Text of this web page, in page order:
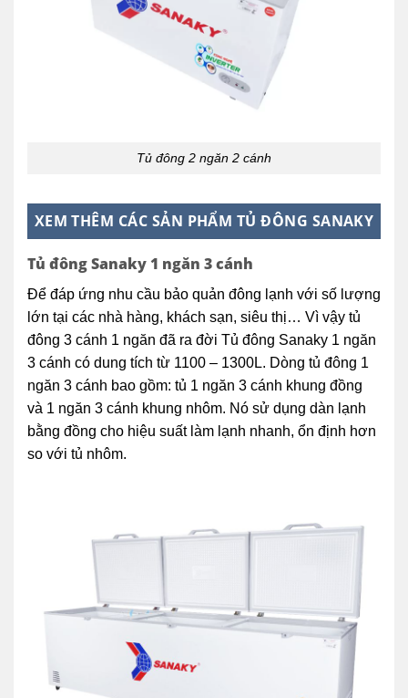
Tủ đông 2 ngăn 2 cánh
XEM THÊM CÁC SẢN PHẨM TỦ ĐÔNG SANAKY
Tủ đông Sanaky 1 ngăn 3 cánh
Để đáp ứng nhu cầu bảo quản đông lạnh với số lượng
lớn tại các nhà hàng, khách sạn, siêu thị… Vì vậy tủ
đông 3 cánh 1 ngăn đã ra đời Tủ đông Sanaky 1 ngăn
3 cánh có dung tích từ 1100 – 1300L. Dòng tủ đông 1
ngăn 3 cánh bao gồm: tủ 1 ngăn 3 cánh khung đồng
và 1 ngăn 3 cánh khung nhôm. Nó sử dụng dàn lạnh
bằng đồng cho hiệu suất làm lạnh nhanh, ổn định hơn
so với tủ nhôm.